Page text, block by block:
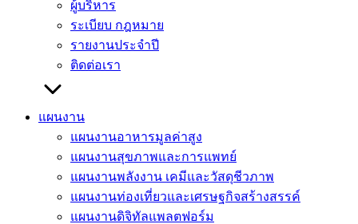
ผู้บริหาร
ระเบียบ กฎหมาย
รายงานประจำปี
ติดต่อเรา
แผนงาน
แผนงานอาหารมูลค่าสูง
แผนงานสุขภาพและการแพทย์
แผนงานพลังงาน เคมีและวัสดุชีวภาพ
แผนงานท่องเที่ยวและเศรษฐกิจสร้างสรรค์
แผนงานดิจิทัลแพลตฟอร์ม